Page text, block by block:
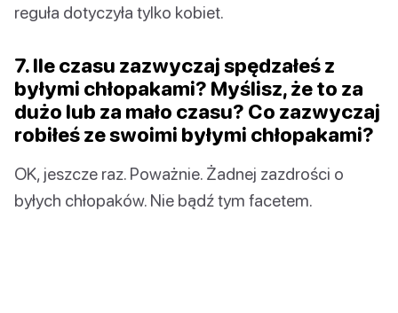
reguła dotyczyła tylko kobiet.
7. Ile czasu zazwyczaj spędzałeś z
byłymi chłopakami? Myślisz, że to za
dużo lub za mało czasu? Co zazwyczaj
robiłeś ze swoimi byłymi chłopakami?
OK, jeszcze raz. Poważnie. Żadnej zazdrości o
byłych chłopaków. Nie bądź tym facetem.